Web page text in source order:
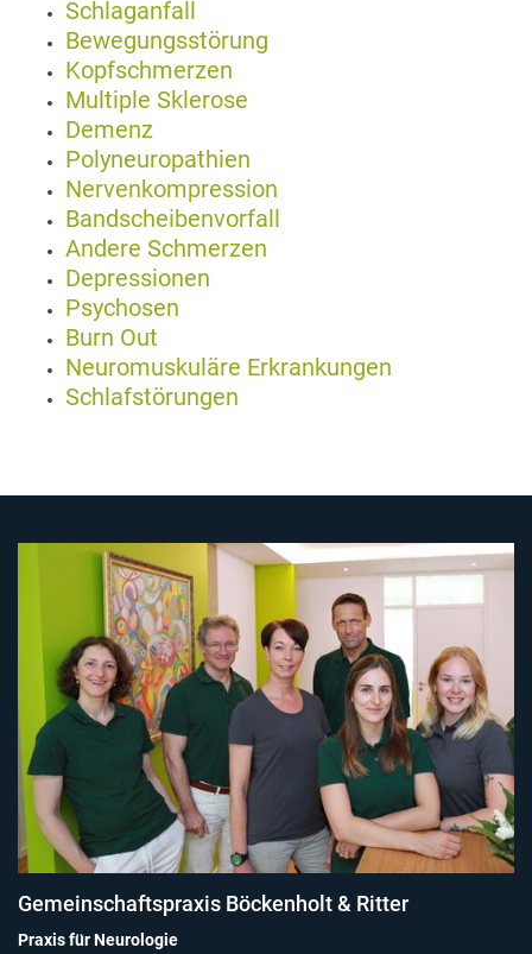
Schlaganfall
Bewegungsstörung
Kopfschmerzen
Multiple Sklerose
Demenz
Polyneuropathien
Nervenkompression
Bandscheibenvorfall
Andere Schmerzen
Depressionen
Psychosen
Burn Out
Neuromuskuläre Erkrankungen
Schlafstörungen
Gemeinschaftspraxis Böckenholt & Ritter
Praxis für Neurologie